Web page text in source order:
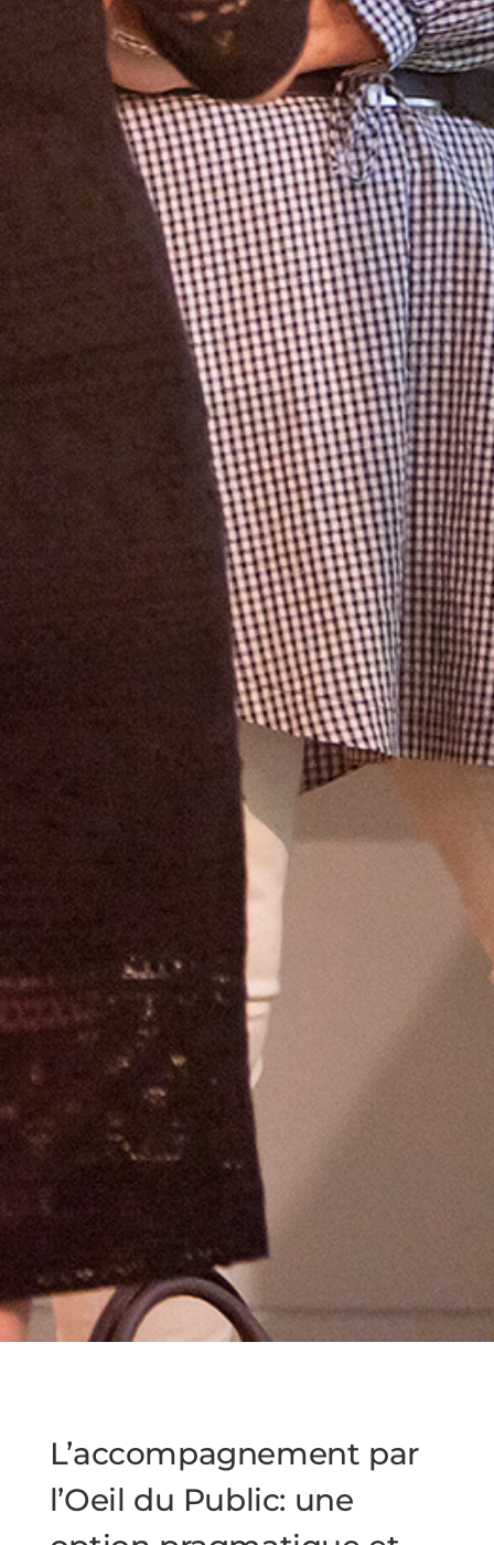
L’accompagnement par
l’Oeil du Public: une